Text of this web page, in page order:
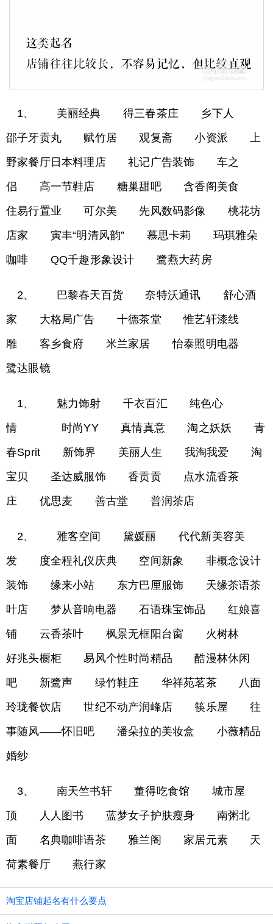
1、 美丽经典 得三春茶庄 乡下人
邵子牙贡丸 赋竹居 观复斋 小资派 上
野家餐厅日本料理店 礼记广告装饰 车之
侣 高一节鞋店 糖巢甜吧 含香阁美食
住易行置业 可尔美 先风数码影像 桃花坊
店家 寅丰“明清风韵” 慕思卡莉 玛琪雅朵
咖啡 QQ千趣形象设计 鹭燕大药房
2、 巴黎春天百货 奈特沃通讯 舒心酒
家 大格局广告 十德茶堂 惟艺轩漆线
雕 客乡食府 米兰家居 怡泰照明电器
鹭达眼镜
1、 魅力饰射 千衣百汇 纯色心
情 时尚YY 真情真意 淘之妖妖 青
春Sprit 新饰界 美丽人生 我淘我爱 淘
宝贝 圣达威服饰 香贡贡 点水流香茶
庄 优思麦 善古堂 普润茶店
2、 雅客空间 黛媛丽 代代新美容美
发 度全程礼仪庆典 空间新象 非概念设计
装饰 缘来小站 东方巴厘服饰 天缘茶语茶
叶店 梦从音响电器 石语珠宝饰品 红娘喜
铺 云香茶叶 枫景无框阳台窗 火树林
好兆头橱柜 易风个性时尚精品 酷漫林休闲
吧 新鹭声 绿竹鞋庄 华祥苑茗茶 八面
玲珑餐饮店 世纪不动产润峰店 筷乐屋 往
事随风——怀旧吧 潘朵拉的美妆盒 小薇精品
婚纱
3、 南天竺书轩 董得吃食馆 城市屋
顶 人人图书 蓝梦女子护肤瘦身 南粥北
面 名典咖啡语茶 雅兰阁 家居元素 天
荷素餐厅 燕行家
淘宝店铺起名有什么要点